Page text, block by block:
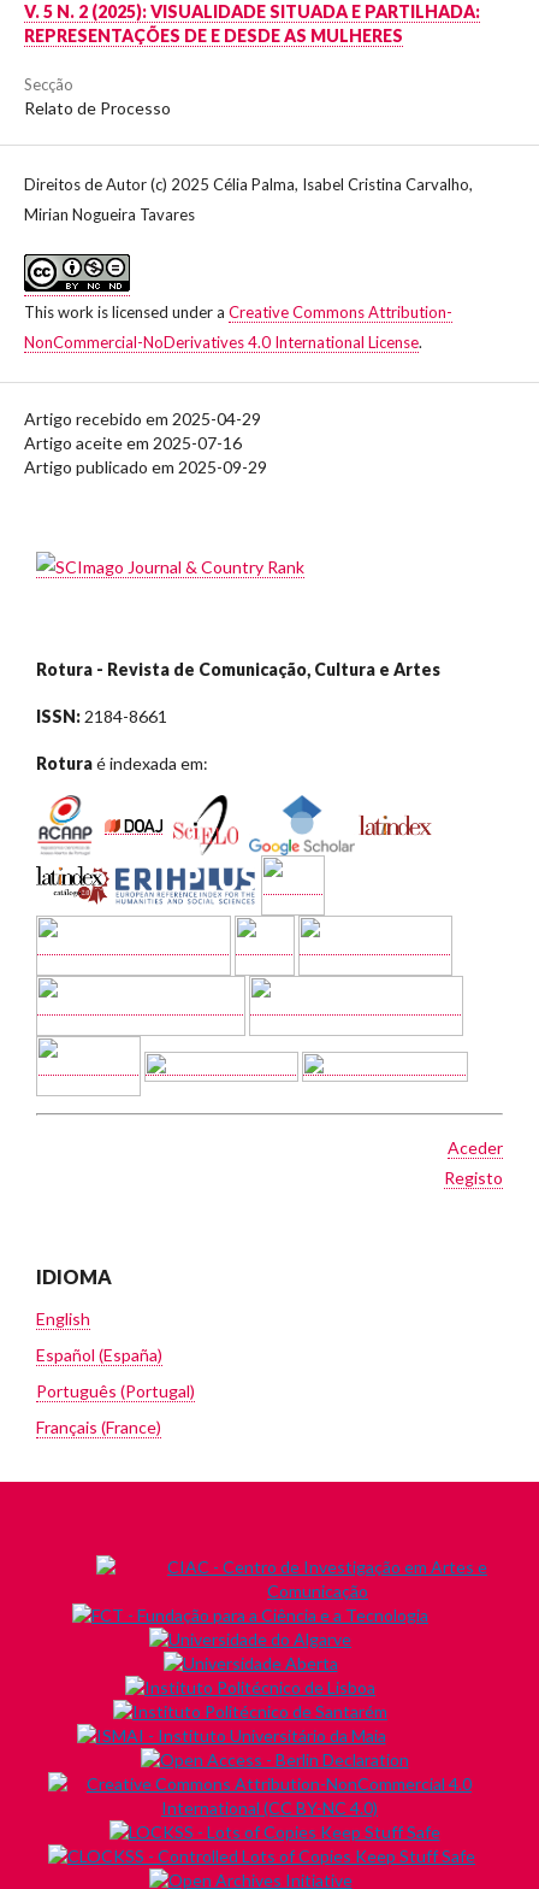
V. 5 N. 2 (2025): VISUALIDADE SITUADA E PARTILHADA:
REPRESENTAÇÕES DE E DESDE AS MULHERES
Secção
Relato de Processo
Direitos de Autor (c) 2025 Célia Palma, Isabel Cristina Carvalho,
Mirian Nogueira Tavares
This work is licensed under a Creative Commons Attribution-
NonCommercial-NoDerivatives 4.0 International License.
Artigo recebido em 2025-04-29
Artigo aceite em 2025-07-16
Artigo publicado em 2025-09-29
Rotura - Revista de Comunicação, Cultura e Artes
ISSN: 2184-8661
Roturaé indexada em:
Aceder
Registo
IDIOMA
English
Español (España)
Português (Portugal)
Français (France)